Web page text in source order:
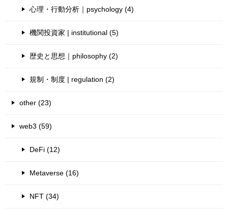
心理・行動分析｜psychology (4)
機関投資家 | institutional (5)
歴史と思想｜philosophy (2)
規制・制度 | regulation (2)
other (23)
web3 (59)
DeFi (12)
Metaverse (16)
NFT (34)